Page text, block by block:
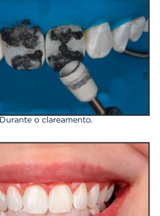
Durante o clareamento.